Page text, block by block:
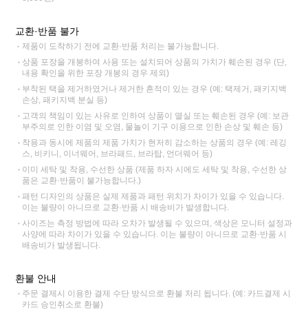
교환·반품 불가
제품이 도착하기 전에 교환·반품 처리는 불가능합니다.
상품 포장을 개봉하여 사용 또는 설치되어 상품의 가치가 훼손된 경우 (단,
내용 확인을 위한 포장 개봉의 경우 제외)
부착된 택을 제거하였거나 제거한 흔적이 있는 경우 (예: 택제거, 패키지백
손상, 패키지백 분실 등)
고객의 책임이 있는 사유로 인하여 상품이 멸실 또는 훼손된 경우 (예: 보관
부주의로 인한 이염 및 오염, 물놀이 기구 이용으로 인한 손상 및 훼손 등)
착용과 동시에 제품의 제품 가치가 현저히 감소하는 상품의 경우 (예: 레깅
스, 비키니, 이너웨어, 브라패드, 브라탑, 언더웨어 등)
이미 세탁 및 착용, 수선한 상품 (제품 하자 시에도 세탁 및 착용, 수선한 상
품은 교환·반품이 불가능합니다.)
패턴 디자인의 상품은 실제 제품과 패턴 위치가 차이가 있을 수 있습니다.
이는 불량이 아니므로 교환·반품 시 배송비가 발생합니다.
사이즈는 측정 방법에 따라 오차가 발생될 수 있으며, 색상은 모니터 설정과
사양에 따라 차이가 있을 수 있습니다. 이는 불량이 아니므로 교환·반품 시
배송비가 발생됩니다.
환불 안내
주문 결제시 이용한 결제 수단 방식으로 환불 처리 됩니다. (예: 카드결제 시
카드 승인취소로 환불)